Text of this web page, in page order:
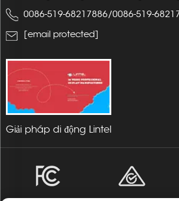
0086-519-68217886/0086-519-
[email protected]
Giải pháp di động Lintel